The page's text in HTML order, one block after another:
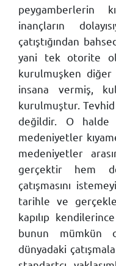
peygamberlerin
inançların
çatıştığından
yani tek otorite
kurulmuşken
insana vermiş,
kurulmuştur.
değildir. O
medeniyetler
medeniyetler
gerçektir hem
çatışmasını
tarihle ve
kapılıp
bunun mümkün
dünyadaki